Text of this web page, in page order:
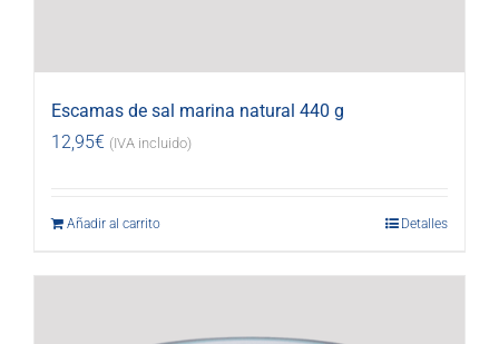
Escamas de sal marina natural 440 g
12,95€ (IVA incluido)
Añadir al carrito Detalles